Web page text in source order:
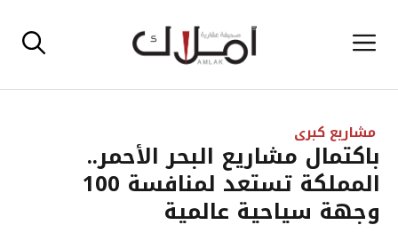
إلى القائمة
مشاريع كبرى
باكتمال مشاريع البحر الأحمر..
المملكة تستعد لمنافسة 100
وجهة سياحية عالمية